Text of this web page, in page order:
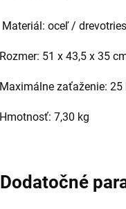
Materiál: oceľ /
Rozmer: 51 x 43,5 x 35
Maximálne zaťaženie: 25
Hmotnosť: 7,30 kg
Dodatočné